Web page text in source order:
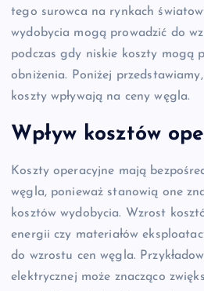
tego surowca na rynkach
wydobycia mogą prowadzić do
podczas gdy niskie koszty mogą
obniżenia. Poniżej
koszty wpływają na ceny węgla.
Wpływ kosztów
Koszty operacyjne mają
węgla, ponieważ stanowią one
kosztów wydobycia. Wzrost
energii czy materiałów
do wzrostu cen węgla.
elektrycznej może znacząco